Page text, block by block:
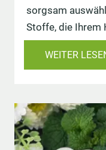
sorgsam
Stoffe, die Ihrem
WEITER